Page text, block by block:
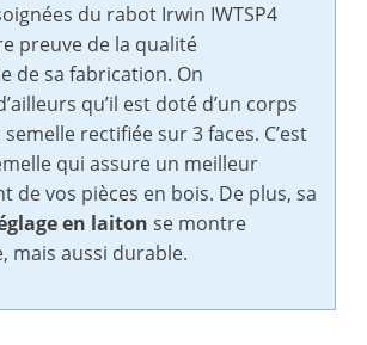
du rabot Irwin IWTSP4
preuve de la qualité
de sa fabrication. On
qu’il est doté d’un corps
rectifiée sur 3 faces. C’est
qui assure un meilleur
de vos pièces en bois. De plus, sa
en laiton se montre
mais aussi durable.